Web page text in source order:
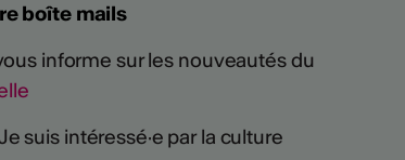
boîte mails
informe sur les nouveautés du
suis intéressé·e par la culture